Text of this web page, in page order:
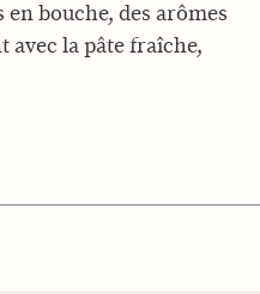
en bouche, des arômes
avec la pâte fraîche,